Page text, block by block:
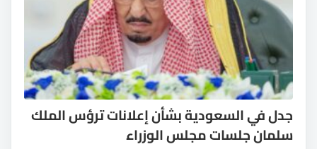
جدل في السعودية بشأن إعلانات ترؤس الملك
سلمان جلسات مجلس الوزراء